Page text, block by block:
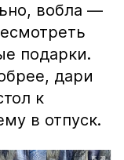
вобла —
подарки.
дари
к
в отпуск.